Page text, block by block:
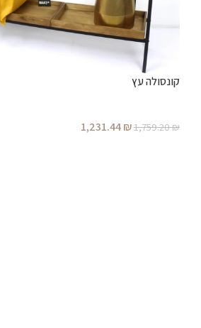
קונסולה עץ
1,759.20₪
1,231.44₪